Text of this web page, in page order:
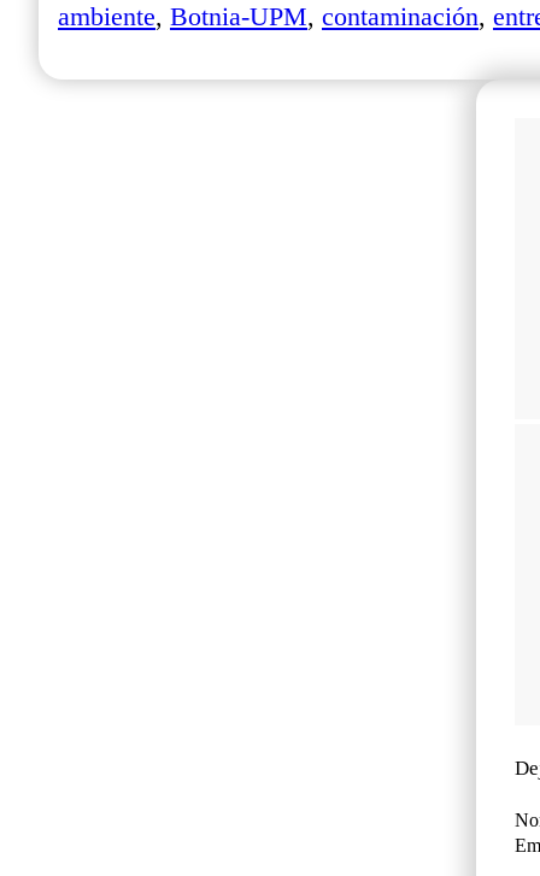
ambiente, Botnia-UPM, contaminación,